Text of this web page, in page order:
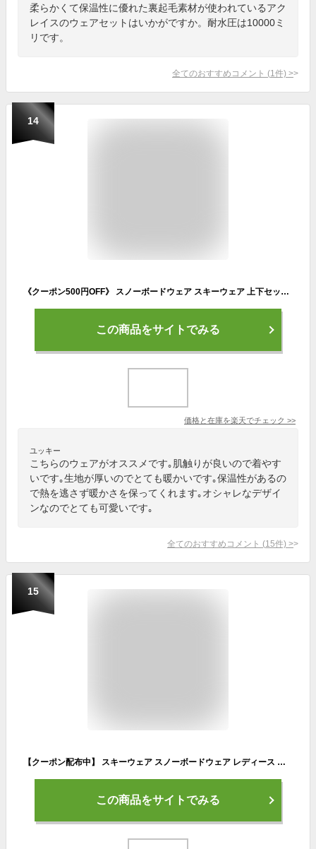
柔らかくて保温性に優れた裏起毛素材が使われているアク
レイスのウェアセットはいかがですか。耐水圧は10000ミ
リです。
全てのおすすめコメント (1 件) >
14
《クーポン500円OFF》 スノーボードウェア スキーウェア 上下セット レディース パンツ ジャケット ボード ウェア スノボ ウェア ウェア スノー ウェア ウエア おしゃれ かわいい 上 下 スノーボード スキー アウトドア 保温 中綿 撥水 防風 防寒 着 耐水 ISET-50 【LDY】
この商品をサイトでみる
価格と在庫を楽天でチェック >>
ユッキー
こちらのウェアがオススメです｡肌触りが良いので着やす
いです｡生地が厚いのでとても暖かいです｡保温性があるの
で熱を逃さず暖かさを保ってくれます｡オシャレなデザイ
ンなのでとても可愛いです｡
全てのおすすめコメント (15件) >
15
【クーポン配布中】 スキーウェア スノーボードウェア レディース 上下セット スノボウェア スノボーウェア スノーウェア ボードウェア スキー スノーボード スノボ スノボー スノー ウェア ボード ジャケット パンツ 上下 セット おしゃれ かわいい 2025-2026 新作 送料無料
この商品をサイトでみる